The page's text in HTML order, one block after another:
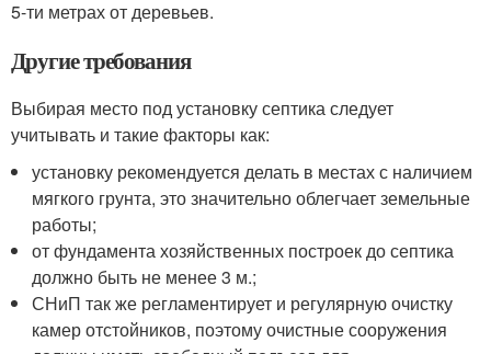
5-ти метрах от деревьев.
Другие требования
Выбирая место под установку септика следует
учитывать и такие факторы как:
установку рекомендуется делать в местах с наличием
мягкого грунта, это значительно облегчает земельные
работы;
от фундамента хозяйственных построек до септика
должно быть не менее 3 м.;
СНиП так же регламентирует и регулярную очистку
камер отстойников, поэтому очистные сооружения